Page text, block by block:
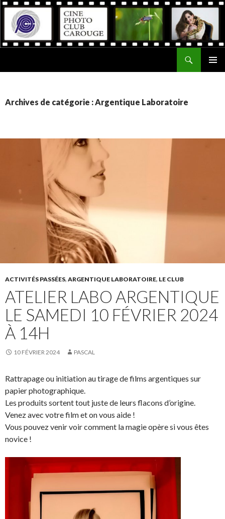
Archives de catégorie : Argentique Laboratoire
ACTIVITÉS PASSÉES, ARGENTIQUE LABORATOIRE, LE CLUB
ATELIER LABO ARGENTIQUE
LE SAMEDI 10 FÉVRIER 2024
À 14H
10 FÉVRIER 2024 PASCAL
Rattrapage ou initiation au tirage de films argentiques sur
papier photographique.
Les produits sortent tout juste de leurs flacons d’origine.
Venez avec votre film et on vous aide !
Vous pouvez venir voir comment la magie opère si vous êtes
novice !